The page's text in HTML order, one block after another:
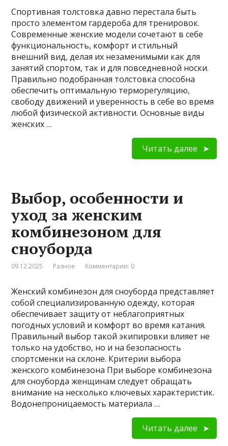
Спортивная толстовка давно перестала быть
просто элементом гардероба для тренировок.
Современные женские модели сочетают в себе
функциональность, комфорт и стильный
внешний вид, делая их незаменимыми как для
занятий спортом, так и для повседневной носки.
Правильно подобранная толстовка способна
обеспечить оптимальную терморегуляцию,
свободу движений и уверенность в себе во время
любой физической активности. Основные виды
женских …
Читать далее
Выбор, особенности и
уход за женским
комбинезоном для
сноуборда
09.12.2025 Разное Комментарии: 0
Женский комбинезон для сноуборда представляет
собой специализированную одежду, которая
обеспечивает защиту от неблагоприятных
погодных условий и комфорт во время катания.
Правильный выбор такой экипировки влияет не
только на удобство, но и на безопасность
спортсменки на склоне. Критерии выбора
женского комбинезона При выборе комбинезона
для сноуборда женщинам следует обращать
внимание на несколько ключевых характеристик.
Водонепроницаемость материала …
Читать далее